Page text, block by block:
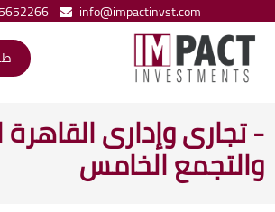
info@impactinvst.com
- تجارى وإدارى القاهرة
والتجمع الخامس